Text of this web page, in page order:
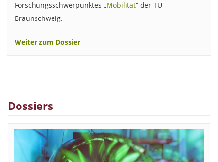
Forschungsschwerpunktes „Mobilität“ der TU
Braunschweig.
Weiter zum Dossier
Dossiers